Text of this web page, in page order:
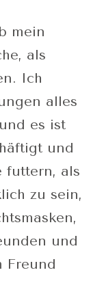
mein
als
Ich
alles
es ist
und
futtern, als
zu sein,
und
Freund